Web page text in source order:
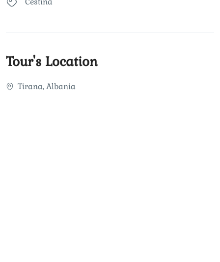
Tour's Location
Tirana, Albania